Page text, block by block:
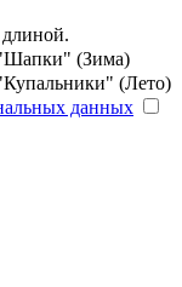
"Шапки" (Зима)
(Лето)
данных